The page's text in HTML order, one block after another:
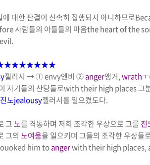
에 대한판결이 신속히 집행되지 아니하므로
사람들의 아들들의 마음the heart of the
젤러시 →①envy엔비 ②anger앵거,wrath
자기들의 산당들로with their high places그
진노jealousy젤러시를 일으켰도다.
그노를 격동하며 저희 조각한 우상으로 그를 진
그의 노여움을 일으키며 그들의 조각한 우상들
him toangerwith their high places,